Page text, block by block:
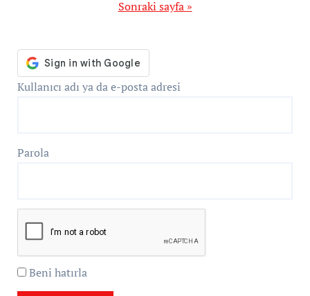
Sonraki sayfa »
Kullanıcı adı ya da e-posta adresi
Parola
Beni hatırla